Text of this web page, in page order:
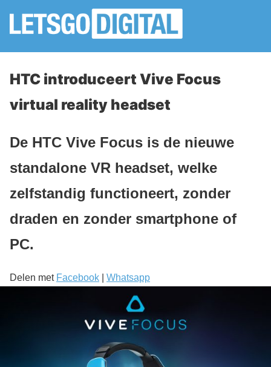
HTC introduceert Vive Focus
virtual reality headset
De HTC Vive Focus is de nieuwe
standalone VR headset, welke
zelfstandig functioneert, zonder
draden en zonder smartphone of
PC.
Delen met Facebook Whatsapp